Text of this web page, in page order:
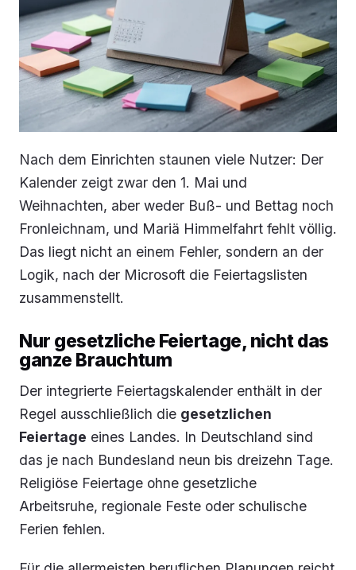
Nach dem Einrichten staunen viele Nutzer: Der
Kalender zeigt zwar den 1. Mai und
Weihnachten, aber weder Buß- und Bettag noch
Fronleichnam, und Mariä Himmelfahrt fehlt völlig.
Das liegt nicht an einem Fehler, sondern an der
Logik, nach der Microsoft die Feiertagslisten
zusammenstellt.
Nur gesetzliche Feiertage, nicht das
ganze Brauchtum
Der integrierte Feiertagskalender enthält in der
Regel ausschließlich die gesetzlichen
Feiertage eines Landes. In Deutschland sind
das je nach Bundesland neun bis dreizehn Tage.
Religiöse Feiertage ohne gesetzliche
Arbeitsruhe, regionale Feste oder schulische
Ferien fehlen.